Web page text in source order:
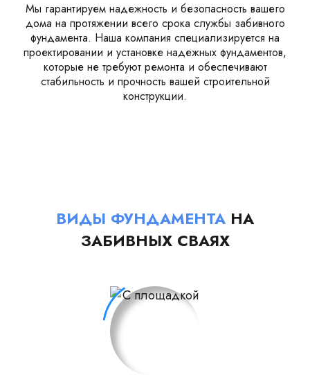
Мы гарантируем надежность и безопасность вашего
дома на протяжении всего срока службы забивного
фундамента. Наша компания специализируется на
проектировании и установке надежных фундаментов,
которые не требуют ремонта и обеспечивают
стабильность и прочность вашей строительной
конструкции.
ВИДЫ ФУНДАМЕНТА НА
ЗАБИВНЫХ СВАЯХ